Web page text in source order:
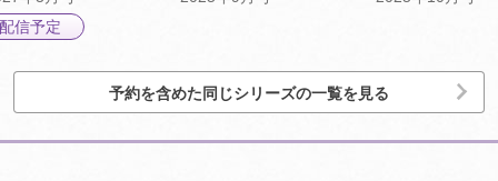
配信予定
予約を含めた同じシリーズの一覧を見る